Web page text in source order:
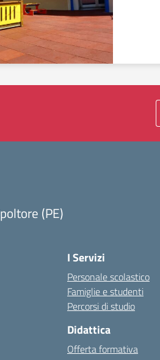
(PE)
I Servizi
Personale scolastico
Famiglie e studenti
Percorsi di studio
Didattica
Offerta formativa